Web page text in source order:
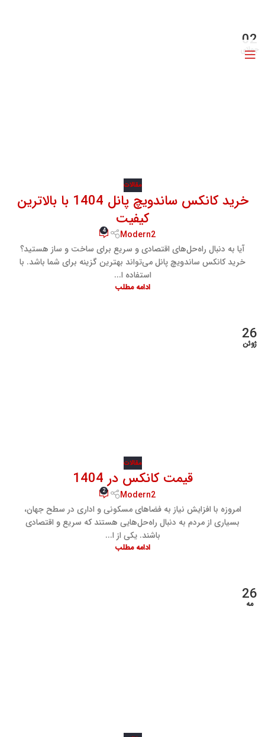
02
جولای
مقالات
خرید کانکس ساندویچ پانل 1404 با بالاترین
کیفیت
Modern2
4
آیا به دنبال راه‌حل‌های اقتصادی و سریع برای ساخت و ساز هستید؟
خرید کانکس ساندویچ پانل می‌تواند بهترین گزینه برای شما باشد. با
استفاده ا...
ادامه مطلب
26
ژوئن
مقالات
قیمت کانکس در 1404
Modern2
2
امروزه با افزایش نیاز به فضاهای مسکونی و اداری در سطح جهان،
بسیاری از مردم به دنبال راه‌حل‌هایی هستند که سریع و اقتصادی
باشند. یکی از ا...
ادامه مطلب
26
مه